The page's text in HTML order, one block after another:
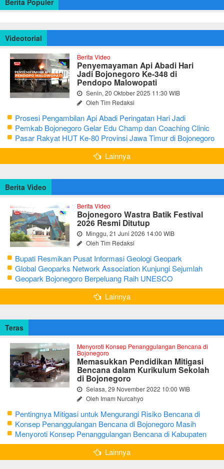
Videotorial
Berita Video
Penyemayaman Api Abadi Hari
Jadi Bojonegoro Ke-348 di
Pendopo Malowopati
Senin, 20 Oktober 2025 11:30 WIB
Oleh Tim Redaksi
Prosesi Pengambilan Api Abadi Peringatan Hari Jadi
Bojonegoro Ke-348
Pemkab Bojonegoro Gelar Edu Champ dan Coaching Clinic
Seni Reog dan Jaranan
Pasar Rakyat HUT Ke-80 Provinsi Jawa Timur di Bojonegoro
Lainnya
Berita Video
Berita Video
Bojonegoro Wastra Batik Festival
2026 Resmi Ditutup
Minggu, 21 Juni 2026 14:00 WIB
Oleh Tim Redaksi
Bupati Resmikan Pusat Informasi Geologi Geopark
Bojonegoro
Global Geoparks Network Association Kunjungi Sejumlah
Geosite di Bojonegoro
Geopark Bojonegoro Berpeluang Raih UNESCO
Global Geopark
Lainnya
Teras
Menyoroti Konsep Penanggulangan Bencana di
Bojonegoro
Memasukkan Pendidikan Mitigasi
Bencana dalam Kurikulum Sekolah
di Bojonegoro
Selasa, 29 November 2022 10:00 WIB
Oleh Imam Nurcahyo
Pentingnya Mitigasi untuk Mengurangi Risiko Bencana di
Bojonegoro
Konsep Penanggulangan Bencana di Bojonegoro Masih
Mengutamakan Tanggap Darurat
Menyoroti Konsep Penanggulangan Bencana di Kabupaten
Bojonegoro
Lainnya